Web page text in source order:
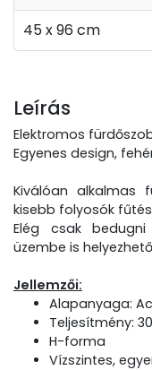
45 x 96 cm
Leírás
Elektromos
Egyenes design,
Kiválóan alkalmas
kisebb folyosók
Elég csak
üzembe is
Jellemzői:
Alapanyaga:
Teljesítmény:
H-forma
Vízszintes,